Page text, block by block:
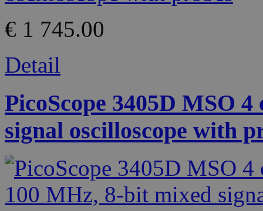
€ 1 745.00
Detail
PicoScope 3405D MSO
signal oscilloscope with